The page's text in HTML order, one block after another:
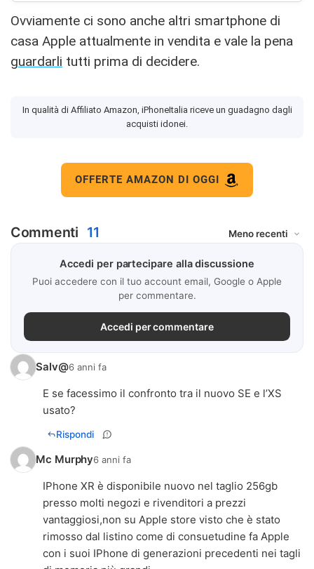
Ovviamente ci sono anche altri smartphone di
casa Apple attualmente in vendita e vale la pena
guardarli tutti prima di decidere.
In qualità di Affiliato Amazon, iPhoneItalia riceve un guadagno dagli
acquisti idonei.
OFFERTE AMAZON DI OGGI
Commenti 11
Accedi per partecipare alla discussione
Puoi accedere con il tuo account email, Google o Apple
per commentare.
Accedi per commentare
Salv@6 anni fa
E se facessimo il confronto tra il nuovo SE e l’XS
usato?
Rispondi
Mc Murphy6 anni fa
IPhone XR è disponibile nuovo nel taglio 256gb
presso molti negozi e rivenditori a prezzi
vantaggiosi,non su Apple store visto che è stato
rimosso dal listino come di consuetudine fa Apple
con i suoi IPhone di generazioni precedenti nei tagli